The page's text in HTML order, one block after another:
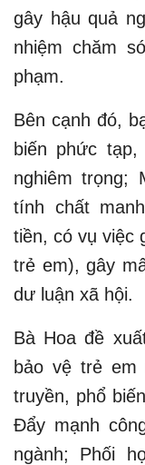
gây hậu quả
nhiệm chăm
phạm.
Bên cạnh đó,
biến phức
nghiêm trọng;
tính chất
tiền, có vụ việc
trẻ em), gây
dư luận xã hội.
Bà Hoa đề
bảo vệ trẻ em
truyền, phổ
Đẩy mạnh
ngành; Phối